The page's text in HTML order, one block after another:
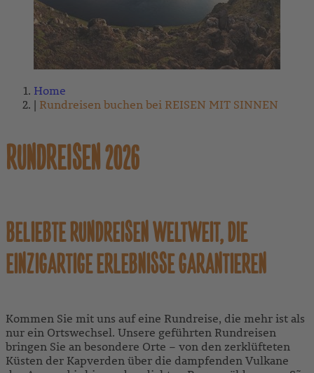
Home
Rundreisen buchen bei REISEN MIT SINNEN
RUNDREISEN 2026
BELIEBTE RUNDREISEN WELTWEIT, DIE
EINZIGARTIGE ERLEBNISSE GARANTIEREN
Kommen Sie mit uns auf eine Rundreise, die mehr ist als
nur ein Ortswechsel. Unsere geführten Rundreisen
bringen Sie an besondere Orte – von den zerklüfteten
Küsten der Kapverden über die dampfenden Vulkane